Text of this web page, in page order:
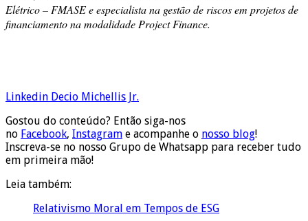
Elétrico – FMASE e especialista na gestão de riscos em projetos de
financiamento na modalidade Project Finance.
Linkedin Decio Michellis Jr.
Gostou do conteúdo? Então siga-nos
no Facebook, Instagram e acompanhe o nosso blog!
Inscreva-se no nosso Grupo de Whatsapp para receber tudo
em primeira mão!
Leia também:
Relativismo Moral em Tempos de ESG